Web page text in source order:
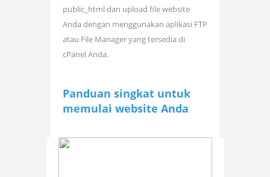
public_html dan upload file website
Anda dengan menggunakan aplikasi FTP
atau File Manager yang tersedia di
cPanel Anda.
Panduan singkat untuk
memulai website Anda